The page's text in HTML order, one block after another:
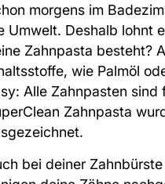
morgens im
Umwelt. Deshalb lohnt
Zahnpasta besteht?
wie Palmöl
Alle Zahnpasten
Zahnpasta
bei deiner